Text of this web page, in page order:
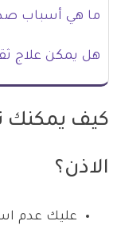
ما هي أسباب
هل يمكن علاج
كيف يمكنك
الاذن؟
عليك عدم